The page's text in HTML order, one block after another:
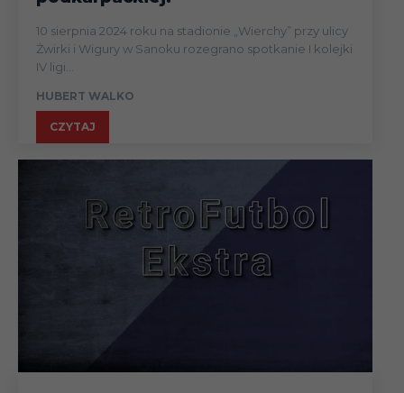
10 sierpnia 2024 roku na stadionie „Wierchy” przy ulicy
Żwirki i Wigury w Sanoku rozegrano spotkanie I kolejki
IV ligi...
HUBERT WALKO
CZYTAJ